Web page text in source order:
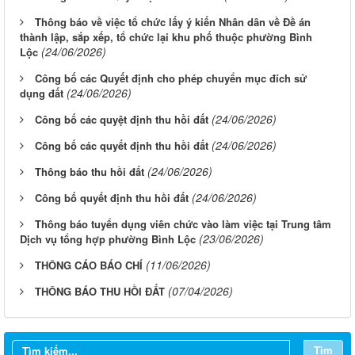
Thông báo về việc tổ chức lấy ý kiến Nhân dân về Đề án
thành lập, sắp xếp, tổ chức lại khu phố thuộc phường Bình
Lộc (24/06/2026)
Công bố các Quyết định cho phép chuyển mục đích sử
dụng đất (24/06/2026)
Công bố các quyệt định thu hồi đất (24/06/2026)
Công bố các quyết định thu hồi đất (24/06/2026)
Thông báo thu hồi đất (24/06/2026)
Công bố quyết định thu hồi đất (24/06/2026)
Thông báo tuyển dụng viên chức vào làm việc tại Trung tâm
Dịch vụ tổng hợp phường Bình Lộc (23/06/2026)
THÔNG CÁO BÁO CHÍ (11/06/2026)
THÔNG BÁO THU HỒI ĐẤT (07/04/2026)
Tìm